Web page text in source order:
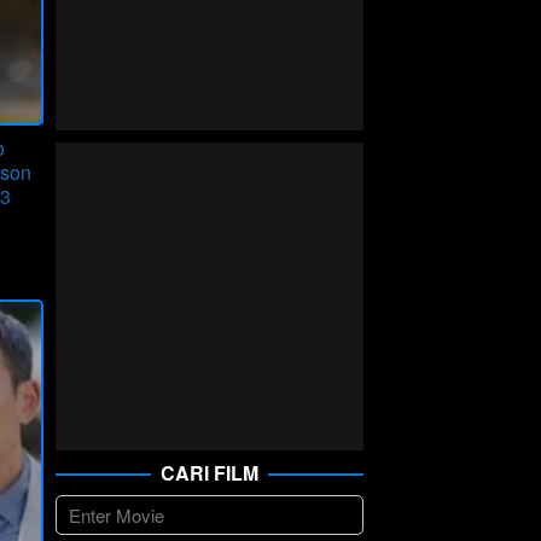
CARI FILM